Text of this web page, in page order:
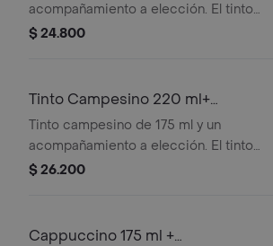
acompañamiento a elección. El tinto
contiene panela, canela y clavos.
$ 24.800
Tinto Campesino 220 ml+
Acompañamiento
Tinto campesino de 175 ml y un
acompañamiento a elección. El tinto
contiene panela, canela y clavos.
$ 26.200
Cappuccino 175 ml +